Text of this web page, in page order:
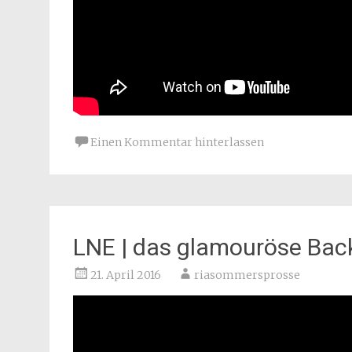
Einen Kommentar hinterlassen
LNE | das glamouröse
21. April 2016 riasommersprosse